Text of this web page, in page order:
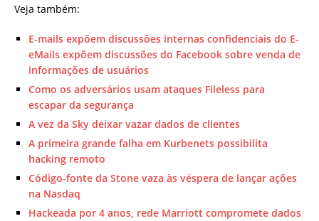
Veja também:
E-mails expõem discussões internas confidenciais do E-
eMails expõem discussões do Facebook sobre venda de
informações de usuários
Como os adversários usam ataques Fileless para
escapar da segurança
A vez da Sky deixar vazar dados de clientes
A primeira grande falha em Kurbenets possibilita
hacking remoto
Código-fonte da Stone vaza às véspera de lançar ações
na Nasdaq
Hackeada por 4 anos, rede Marriott compromete dados